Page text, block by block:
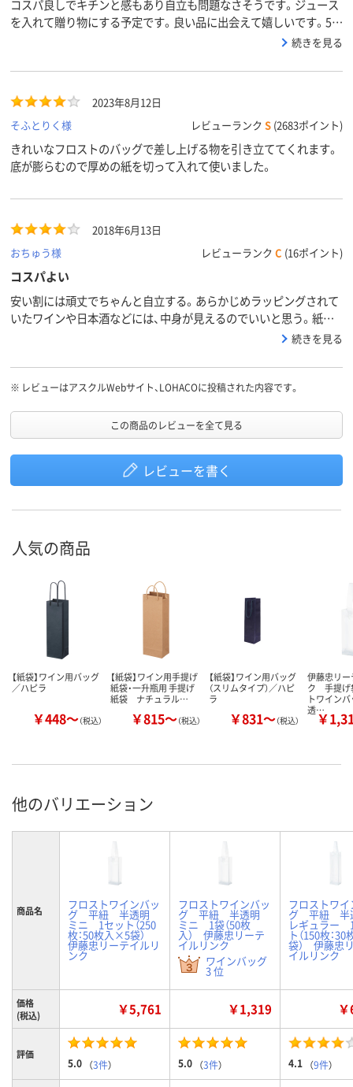
コスパ良しでキチンと感もあり自立も問題なさそうです。ジュース
を入れて贈り物にする予定です。良い品に出会えて嬉しいです。5月
続きを見る
2023年8月12日
そふとりく様
レビューランク S (2683ポイント)
きれいなフロストのバッグで差し上げる物を引き立ててくれます。
底が膨らむので厚めの紙を切って入れて使いました。
2018年6月13日
おちゅう様
レビューランク C (16ポイント)
コスパよい
安い割には頑丈でちゃんと自立する。あらかじめラッピングされて
いたワインや日本酒などには、中身が見えるのでいいと思う。紙の
ワイン袋は安くてもこの値段で30枚は買えないから、コスパよし。
続きを見る
※ レビューはアスクルWebサイト、LOHACOに投稿された内容です。
この商品のレビューを全て見る
レビューを書く
人気の商品
【紙袋】ワイン用バッグ
／ハピラ
￥448～（税込）
【紙袋】ワイン用手提げ
紙袋・一升瓶用 手提げ
紙袋 ナチュラル…
￥815～（税込）
【紙袋】ワイン用バッグ
（スリムタイプ）／ハピ
ラ
￥831～（税込）
伊藤忠リ
ク 手提
トワイン
透…￥
他のバリエーション
商品名 フロストワインバッ
グ 平紐 半透明
ミニ 1セット（250
枚：50枚入×5袋）
伊藤忠リーテイルリ
ンク
フロストワインバッ
グ 平紐 半透明
ミニ 1袋（50枚
入） 伊藤忠リーテ
イルリンク
ワインバッグ
3 位
フロストワ
グ 平紐
レギュラー
ト（150枚：
袋） 伊藤忠
イルリンク
価格
(税込)
￥5,761 ￥1,319
評価
5.0 （3件） 5.0 （3件） 4.1 （9件）